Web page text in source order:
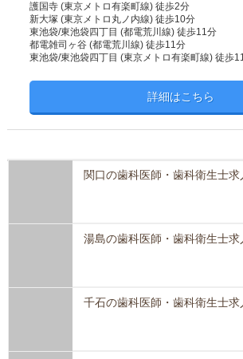
護国寺 (東京メトロ有楽町線) 徒歩2分
新大塚 (東京メトロ丸ノ内線) 徒歩10分
東池袋/東池袋四丁目 (都電荒川線) 徒歩11分
都電雑司ヶ谷 (都電荒川線) 徒歩11分
東池袋/東池袋四丁目 (東京メトロ有楽町線) 徒歩
詳細はこちら
関口の歯科医師・歯科衛生士求
湯島の歯科医師・歯科衛生士求
千石の歯科医師・歯科衛生士求